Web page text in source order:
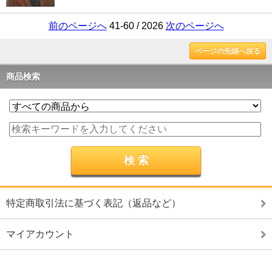
前のページへ41-60 / 2026 次のページへ
ページの先頭へ戻る
商品検索
特定商取引法に基づく表記（返品など）
マイアカウント